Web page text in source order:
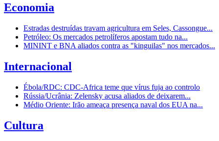
Economia
Estradas destruídas travam agricultura em Seles, Cassongue...
Petróleo: Os mercados petrolíferos apostam tudo na...
MININT e BNA aliados contra as "kinguilas" nos mercados...
Internacional
Ébola/RDC: CDC-Africa teme que vírus fuja ao controlo
Rússia/Ucrânia: Zelensky acusa aliados de deixarem...
Médio Oriente: Irão ameaça presença naval dos EUA na...
Cultura